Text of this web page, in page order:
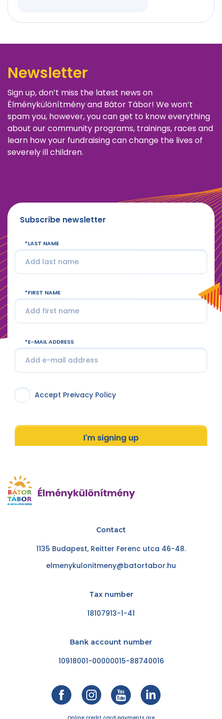
Newsletter
Sign up, don’t miss the latest news on
Élménykülönítmény and Bátor Tábor! We won’t
spam you, however, you can get to know everything
about our community programs, trainings, races and
learn how your fundraising can change the lives of
severely ill children.
Subscribe newsletter
LAST NAME
FIRST NAME
E-MAIL ADDRESS
Accept Preivacy Policy
I'm signing up
Contact
1135 Budapest, Reitter Ferenc utca 46-48.
elmenykulonitmeny@batortabor.hu
Tax number
18107913-1-41
Bank account number
10918001-00000015-88740016